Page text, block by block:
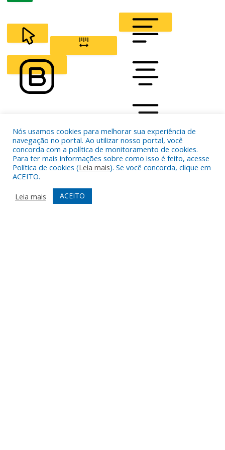
CURSOR LETTER SPACING
ALIGN TEXT
Orientation Modules
Nós usamos cookies para melhorar sua experiência de
navegação no portal. Ao utilizar nosso portal, você
concorda com a política de monitoramento de cookies.
Para ter mais informações sobre como isso é feito, acesse
Política de cookies (Leia mais). Se você concorda, clique em
ACEITO.
Leia mais
ACEITO